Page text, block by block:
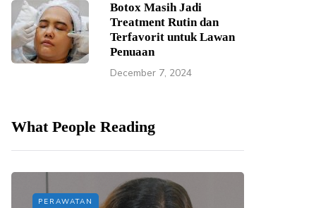
Botox Masih Jadi
Treatment Rutin dan
Terfavorit untuk Lawan
Penuaan
December 7, 2024
What People Reading
PERAWATAN